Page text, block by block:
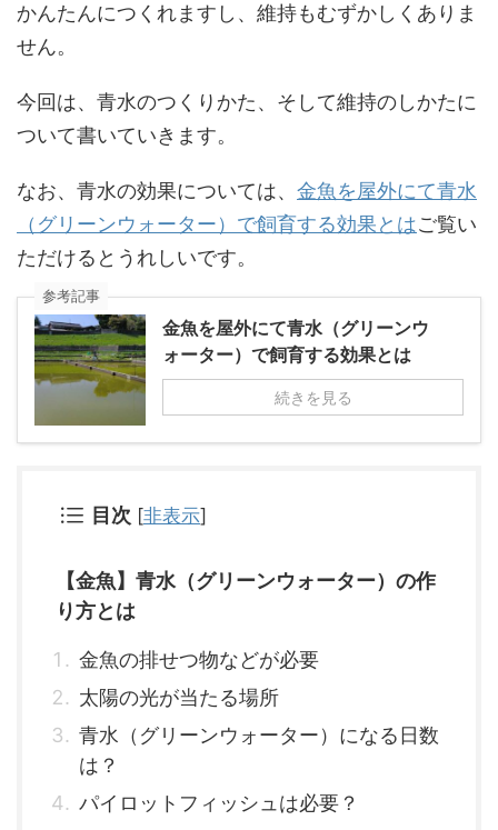
かんたんにつくれますし、維持もむずかしくありま
せん。
今回は、青水のつくりかた、そして維持のしかたに
ついて書いていきます。
なお、青水の効果については、 金魚を屋外にて青水
（グリーンウォーター）で飼育する効果とはご覧い
ただけるとうれしいです。
参考記事
金魚を屋外にて青水（グリーンウ
ォーター）で飼育する効果とは
続きを見る
目次 [非表示]
【金魚】青水（グリーンウォーター）の作
り方とは
金魚の排せつ物などが必要
太陽の光が当たる場所
青水（グリーンウォーター）になる日数
は？
パイロットフィッシュは必要？